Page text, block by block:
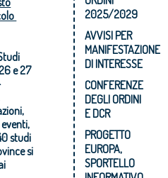
e 27
studi
si
2025/2029
AVVISI PER
MANIFESTAZIONE
DI INTERESSE
CONFERENZE
DEGLI ORDINI
E DCR
PROGETTO
EUROPA,
SPORTELLO